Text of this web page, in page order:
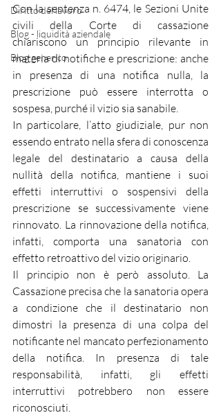
Diritto del lavoro
Blog - liquidità aziendale
Blog generico
Con la sentenza n. 6474, le Sezioni Unite
civili della Corte di cassazione
chiariscono un principio rilevante in
materia di notifiche e prescrizione: anche
in presenza di una notifica nulla, la
prescrizione può essere interrotta o
sospesa, purché il vizio sia sanabile.
In particolare, l’atto giudiziale, pur non
essendo entrato nella sfera di conoscenza
legale del destinatario a causa della
nullità della notifica, mantiene i suoi
effetti interruttivi o sospensivi della
prescrizione se successivamente viene
rinnovato. La rinnovazione della notifica,
infatti, comporta una sanatoria con
effetto retroattivo del vizio originario.
Il principio non è però assoluto. La
Cassazione precisa che la sanatoria opera
a condizione che il destinatario non
dimostri la presenza di una colpa del
notificante nel mancato perfezionamento
della notifica. In presenza di tale
responsabilità, infatti, gli effetti
interruttivi potrebbero non essere
riconosciuti.